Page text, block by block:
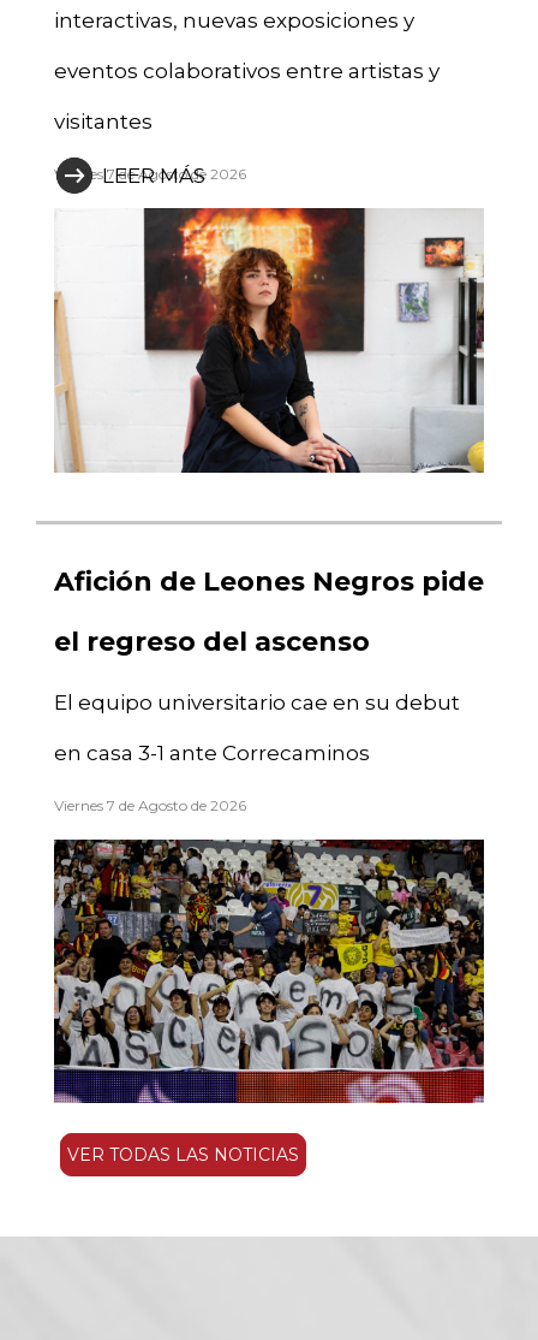
interactivas, nuevas exposiciones y
eventos colaborativos entre artistas y
visitantes
Viernes 7 de Agosto de 2026
LEER MÁS
Afición de Leones Negros pide
el regreso del ascenso
El equipo universitario cae en su debut
en casa 3-1 ante Correcaminos
Viernes 7 de Agosto de 2026
VER TODAS LAS NOTICIAS